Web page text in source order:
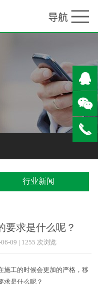
行业新闻
要求是什么呢？
09 | 1255 次浏览
工的时候会更加的严格，移
求是什么呢？